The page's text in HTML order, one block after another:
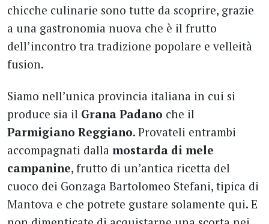
chicche culinarie sono tutte da scoprire, grazie
a una gastronomia nuova che è il frutto
dell’incontro tra tradizione popolare e velleità
fusion.
Siamo nell’unica provincia italiana in cui si
produce sia il Grana Padano che il
Parmigiano Reggiano. Provateli entrambi
accompagnati dalla mostarda di mele
campanine, frutto di un’antica ricetta del
cuoco dei Gonzaga Bartolomeo Stefani, tipica di
Mantova e che potrete gustare solamente qui. E